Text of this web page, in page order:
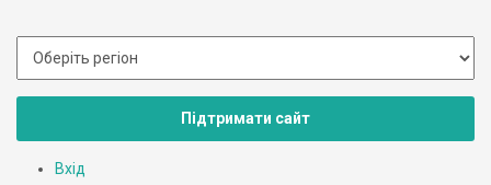
Підтримати сайт
Вхід